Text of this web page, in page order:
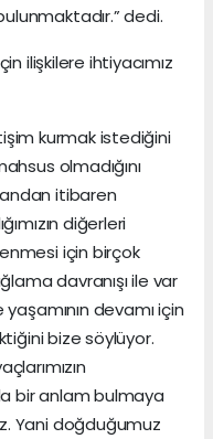
dedi.
ilişkilere ihtiyacımız
kurmak istediğini
olmadığını
itibaren
diğerleri
için birçok
davranışı ile var
devamı için
bize söylüyor.
bir anlam bulmaya
Yani doğduğumuz